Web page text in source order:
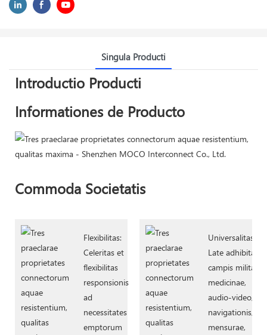
Singula Producti
Introductio Producti
Informationes de Producto
Commoda Societatis
Flexibilitas:
Celeritas et
flexibilitas
responsionis
ad
necessitates
emptorum
Universalitas:
Late adhibita in
campis militaris,
medicinae,
audio-video,
navigationis,
mensurae,